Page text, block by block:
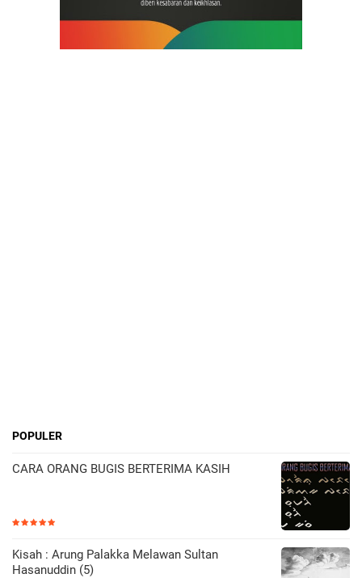
POPULER
CARA ORANG BUGIS BERTERIMA KASIH
Kisah : Arung Palakka Melawan Sultan
Hasanuddin (5)